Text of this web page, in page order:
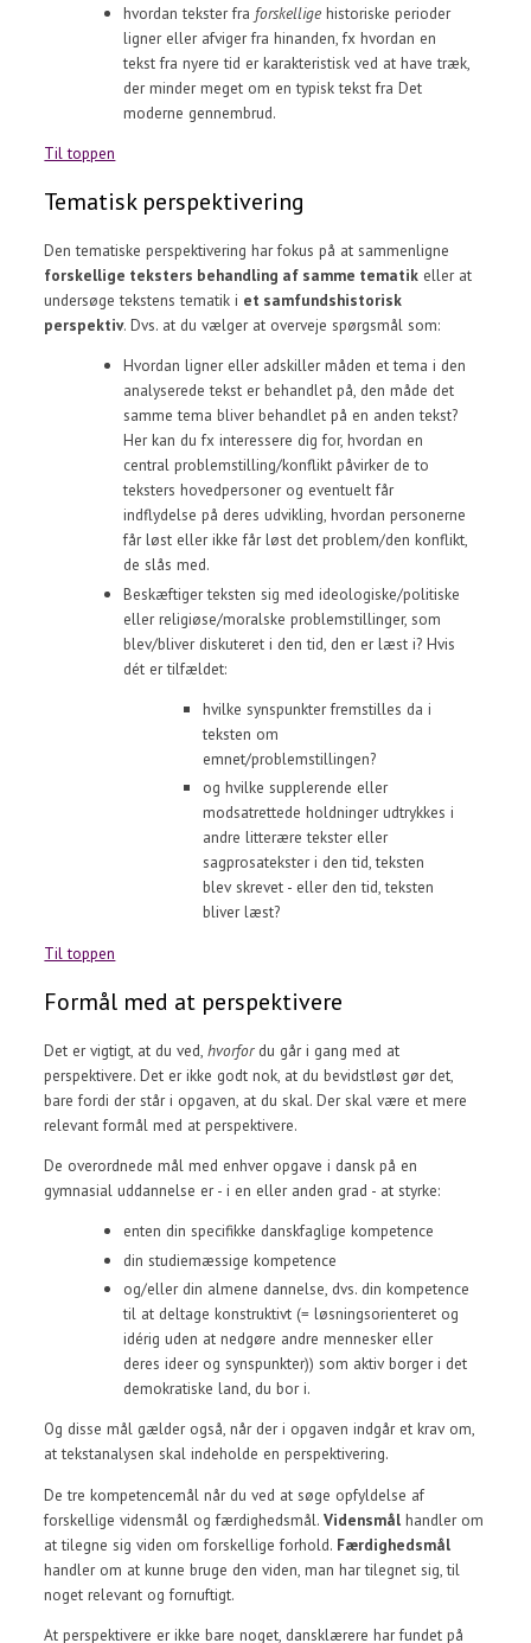
hvordan tekster fra forskellige historiske perioder
ligner eller afviger fra hinanden, fx hvordan en
tekst fra nyere tid er karakteristisk ved at have træk,
der minder meget om en typisk tekst fra Det
moderne gennembrud.
Til toppen
Tematisk perspektivering
Den tematiske perspektivering har fokus på at sammenligne
forskellige teksters behandling af samme tematik eller at
undersøge tekstens tematik i et samfundshistorisk
perspektiv. Dvs. at du vælger at overveje spørgsmål som:
Hvordan ligner eller adskiller måden et tema i den
analyserede tekst er behandlet på, den måde det
samme tema bliver behandlet på en anden tekst?
Her kan du fx interessere dig for, hvordan en
central problemstilling/konflikt påvirker de to
teksters hovedpersoner og eventuelt får
indflydelse på deres udvikling, hvordan personerne
får løst eller ikke får løst det problem/den konflikt,
de slås med.
Beskæftiger teksten sig med ideologiske/politiske
eller religiøse/moralske problemstillinger, som
blev/bliver diskuteret i den tid, den er læst i? Hvis
dét er tilfældet:
hvilke synspunkter fremstilles da i
teksten om
emnet/problemstillingen?
og hvilke supplerende eller
modsatrettede holdninger udtrykkes i
andre litterære tekster eller
sagprosatekster i den tid, teksten
blev skrevet - eller den tid, teksten
bliver læst?
Til toppen
Formål med at perspektivere
Det er vigtigt, at du ved,hvorfordu går i gang med at
perspektivere. Det er ikke godt nok, at du bevidstløst gør det,
bare fordi der står i opgaven, at du skal. Der skal være et mere
relevant formål med at perspektivere.
De overordnede mål med enhver opgave i dansk på en
gymnasial uddannelse er - i en eller anden grad - at styrke:
enten din specifikke danskfaglige kompetence
din studiemæssige kompetence
og/eller din almene dannelse, dvs. din kompetence
til at deltage konstruktivt (= løsningsorienteret og
idérig uden at nedgøre andre mennesker eller
deres ideer og synspunkter)) som aktiv borger i det
demokratiske land, du bor i.
Og disse mål gælder også, når der i opgaven indgår et krav om,
at tekstanalysen skal indeholde en perspektivering.
De tre kompetencemål når du ved at søge opfyldelse af
forskellige vidensmål og færdighedsmål.Vidensmål handler om
at tilegne sig viden om forskellige forhold. Færdighedsmål
handler om at kunne bruge den viden, man har tilegnet sig, til
noget relevant og fornuftigt.
At perspektivere er ikke bare noget, dansklærere har fundet på